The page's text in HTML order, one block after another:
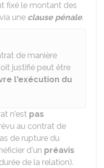
fixé le montant des
une clause pénale.
de manière
justifié peut être
l'exécution du
n'est pas
au contrat de
de rupture du
d'un préavis
de la relation).